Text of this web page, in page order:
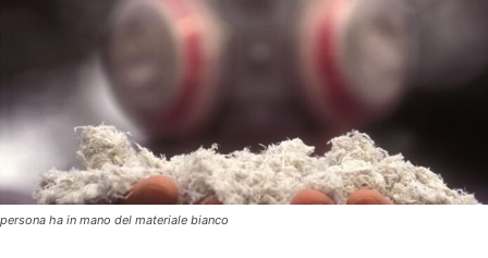
persona ha in mano del materiale bianco